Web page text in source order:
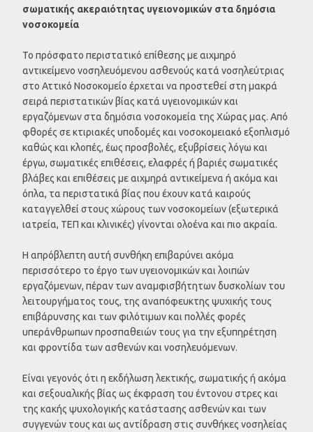
σωματικής ακεραιότητας υγειονομικών στα δημόσια
νοσοκομεία
Το πρόσφατο περιστατικό επίθεσης με αιχμηρό
αντικείμενο νοσηλευόμενου ασθενούς κατά νοσηλεύτριας
στο Αττικό Νοσοκομείο έρχεται να προστεθεί στη μακρά
σειρά περιστατικών βίας κατά υγειονομικών και
εργαζόμενων στα δημόσια νοσοκομεία της Χώρας μας. Από
φθορές σε κτιριακές υποδομές και νοσοκομειακό εξοπλισμό
καθώς και κλοπές, έως προσβολές, εξυβρίσεις λόγω και
έργω, σωματικές επιθέσεις, ελαφρές ή βαριές σωματικές
βλάβες και επιθέσεις με αιχμηρά αντικείμενα ή ακόμα και
όπλα, τα περιστατικά βίας που έχουν κατά καιρούς
καταγγελθεί στους χώρους των νοσοκομείων (εξωτερικά
ιατρεία, ΤΕΠ και κλινικές) γίνονται ολοένα και πιο ακραία.
Η απρόβλεπτη αυτή συνθήκη επιβαρύνει ακόμα
περισσότερο το έργο των υγειονομικών και λοιπών
εργαζόμενων, πέραν των αναμφισβήτητων δυσκολίων του
λειτουργήματος τους, της αναπόφευκτης ψυχικής τους
επιβάρυνσης και των φιλότιμων και πολλές φορές
υπεράνθρωπων προσπαθειών τους για την εξυπηρέτηση
και φροντίδα των ασθενών και νοσηλευόμενων.
Είναι γεγονός ότι η εκδήλωση λεκτικής, σωματικής ή ακόμα
και σεξουαλικής βίας ως έκφραση του έντονου στρες και
της κακής ψυχολογικής κατάστασης ασθενών και των
συγγενών τους και ως αντίδραση στις συνθήκες νοσηλείας